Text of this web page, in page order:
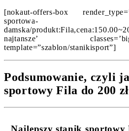
[nokaut-offers-box
sportowa-
damska/
najtansze’
template=”szablon/stanikisport”]
Podsumowanie, czyli
sportowy Fila do 200